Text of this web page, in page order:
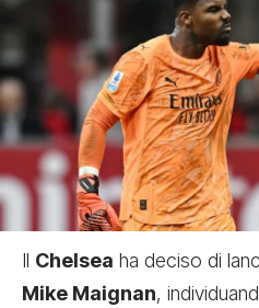
Il Chelsea ha deciso di
Mike Maignan,